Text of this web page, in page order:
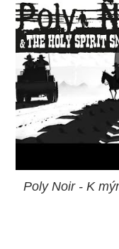
Poly Noir - K